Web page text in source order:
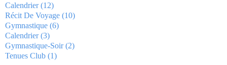
Calendrier(12)
Récit De Voyage (10)
Gymnastique (6)
Calendrier(3)
Gymnastique-Soir(2)
Tenues Club (1)